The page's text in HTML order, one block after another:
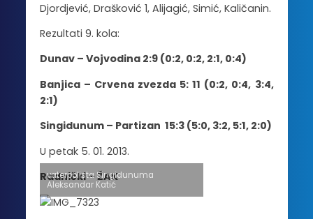
Djordjević, Drašković 1, Alijagić, Simić, Kaličanin.
Rezultati 9. kola:
Dunav – Vojvodina 2:9 (0:2, 0:2, 2:1, 0:4)
Banjica – Crvena zvezda 5: 11 (0:2, 0:4, 3:4,
2:1)
Singidunum – Partizan 15:3 (5:0, 3:2, 5:1, 2:0)
U petak 5. 01. 2013.
Radnički – ŽAK
vaterpolista Singidunuma
Aleksandar Katić